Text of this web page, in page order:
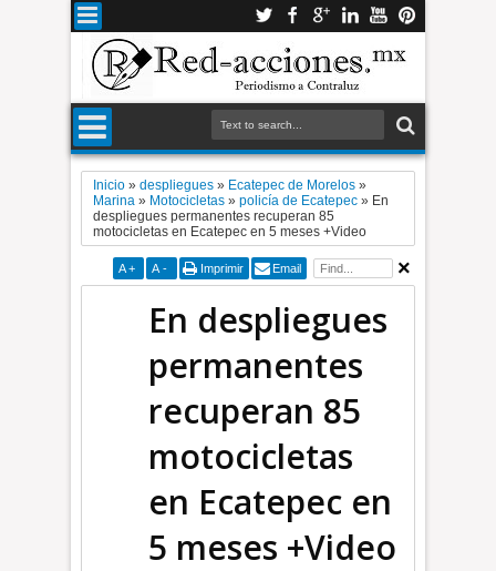
Inicio »despliegues » Ecatepec de Morelos »
Marina » Motocicletas »policía de Ecatepec » En
despliegues permanentes recuperan 85
motocicletas en Ecatepec en 5 meses +Video
A + A - Imprimir Email
En despliegues
permanentes
recuperan 85
motocicletas
en Ecatepec en
5 meses +Video